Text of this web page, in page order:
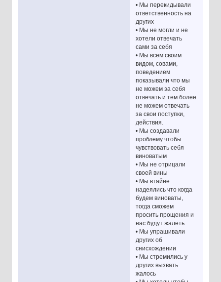
• Мы перекидывали
ответственность на
других
• Мы не могли и не
хотели отвечать
сами за себя
• Мы всем своим
видом, совами,
поведением
показывали что мы
не можем за себя
отвечать и тем более
не можем отвечать
за свои поступки,
действия.
• Мы создавали
проблему чтобы
чувствовать себя
виноватым
• Мы не отрицали
своей вины
• Мы втайне
надеялись что когда
будем виноваты,
тогда сможем
просить прощения и
нас будут жалеть
• Мы упрашивали
других об
снисхождении
• Мы стремились у
других вызвать
жалось